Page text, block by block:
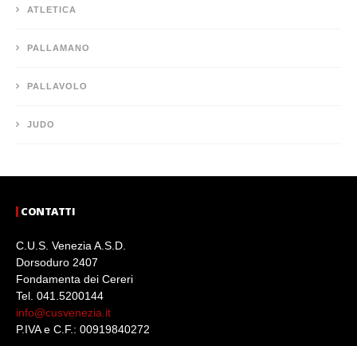
ATLETICA
PALLAMANO
PALLAVOLO
JUDO
CONTATTI
C.U.S. Venezia A.S.D.
Dorsoduro 2407
Fondamenta dei Cereri
Tel. 041.5200144
info@cusvenezia.it
P.IVA e C.F.: 00919840272